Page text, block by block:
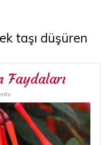
taşı düşüren
Faydaları